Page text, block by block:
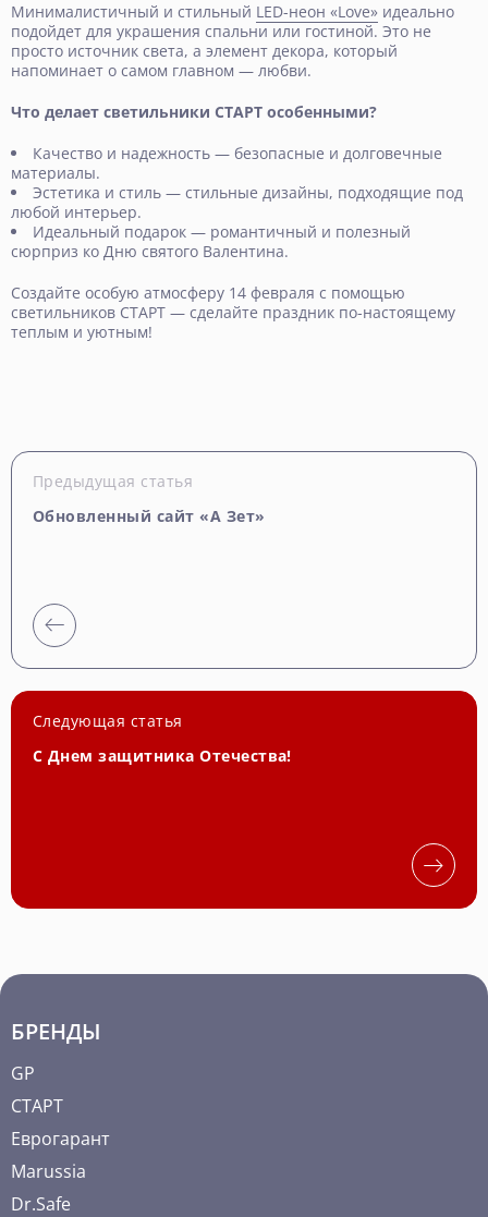
Минималистичный и стильный LED-неон «Love» идеально
подойдет для украшения спальни или гостиной. Это не
просто источник света, а элемент декора, который
напоминает о самом главном — любви.
Что делает светильники СТАРТ особенными?
Качество и надежность — безопасные и долговечные
материалы.
Эстетика и стиль — стильные дизайны, подходящие под
любой интерьер.
Идеальный подарок — романтичный и полезный
сюрприз ко Дню святого Валентина.
Создайте особую атмосферу 14 февраля с помощью
светильников СТАРТ — сделайте праздник по-настоящему
теплым и уютным!
Предыдущая статья
Обновленный сайт «А Зет»
Следующая статья
С Днем защитника Отечества!
БРЕНДЫ
GP
СТАРТ
Еврогарант
Marussia
Dr.Safe